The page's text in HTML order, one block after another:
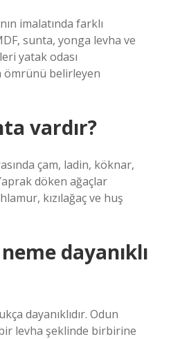
imalatında farklı
sunta, yonga levha ve
yatak odası
ömrünü belirleyen
vardır?
çam, ladin, köknar,
döken ağaçlar
kızılağaç ve huş
dayanıklı
dayanıklıdır. Odun
levha şeklinde birbirine